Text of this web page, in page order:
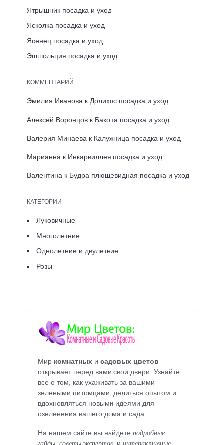
Ятрышник посадка и уход
Ясколка посадка и уход
Ясенец посадка и уход
Эшшольция посадка и уход
КОММЕНТАРИЙ
Эмилия Иванова к Долихос посадка и уход
Алексей Воронцов к Бакопа посадка и уход
Валерия Минаева к Калужница посадка и уход
Марианна к Инкарвиллея посадка и уход
Валентина к Будра плющевидная посадка и уход
КАТЕГОРИИ
Луковичные
Многолетние
Однолетние и двулетние
Розы
Мир комнатных и садовых цветов
открывает перед вами свои двери. Узнайте
все о том, как ухаживать за вашими
зелеными питомцами, делиться опытом и
вдохновляться новыми идеями для
озеленения вашего дома и сада.
На нашем сайте вы найдете подробные
гайды советы экспертов , и интерактивные